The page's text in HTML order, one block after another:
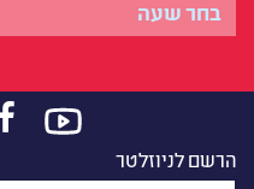
הרשם לניוזלטר